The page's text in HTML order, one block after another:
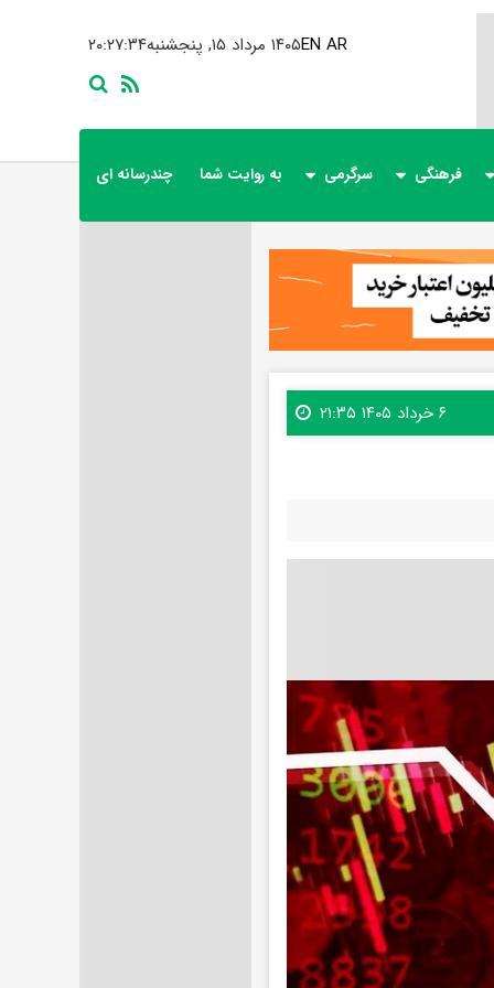
۲۰:۲۷:۳۶ ۱۴۰۵ مرداد ۱۵, پنجشنبهEN AR
فرهنگی سرگرمی به روایت شما چندرسانه ای
۶ خرداد ۱۴۰۵ ۲۱:۳۵